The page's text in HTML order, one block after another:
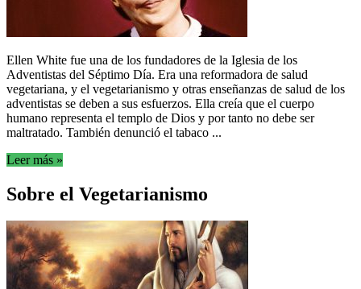
Ellen White fue una de los fundadores de la Iglesia de los
Adventistas del Séptimo Día. Era una reformadora de salud
vegetariana, y el vegetarianismo y otras enseñanzas de salud de los
adventistas se deben a sus esfuerzos. Ella creía que el cuerpo
humano representa el templo de Dios y por tanto no debe ser
maltratado. También denunció el tabaco ...
Leer más »
Sobre el Vegetarianismo